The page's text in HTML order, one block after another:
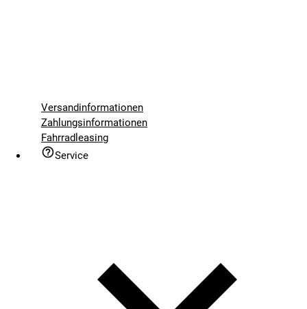
Versandinformationen
Zahlungsinformationen
Fahrradleasing
Service